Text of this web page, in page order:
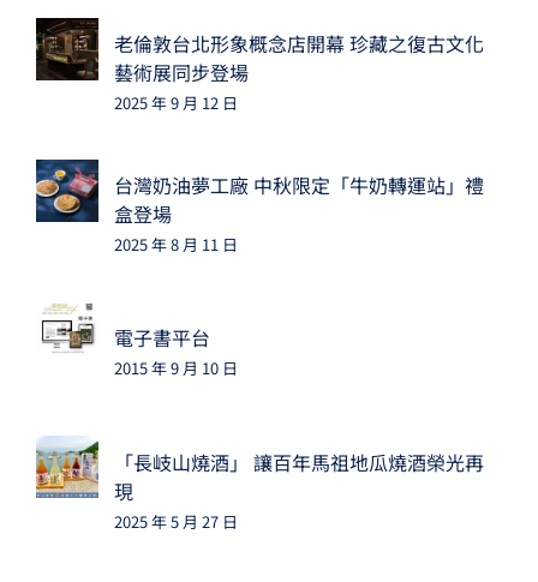
老倫敦台北形象概念店開幕 珍藏之復古文化
藝術展同步登場
2025 年 9 月 12 日
台灣奶油夢工廠 中秋限定「牛奶轉運站」禮
盒登場
2025 年 8 月 11 日
電子書平台
2015 年 9 月 10 日
「長岐山燒酒」 讓百年馬祖地瓜燒酒榮光再
現
2025 年 5 月 27 日